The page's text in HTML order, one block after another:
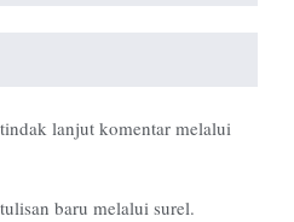
lanjut komentar melalui
baru melalui surel.